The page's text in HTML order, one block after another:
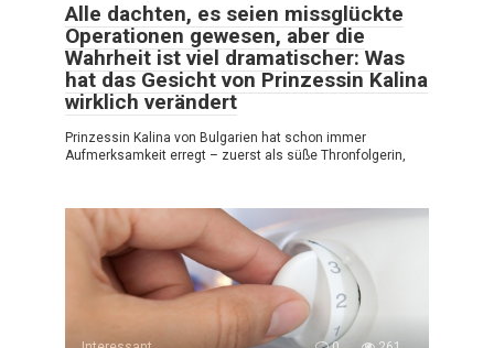
Alle dachten, es seien missglückte
Operationen gewesen, aber die
Wahrheit ist viel dramatischer: Was
hat das Gesicht von Prinzessin Kalina
wirklich verändert
Prinzessin Kalina von Bulgarien hat schon immer
Aufmerksamkeit erregt – zuerst als süße Thronfolgerin,